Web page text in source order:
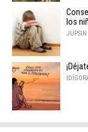
los
JUPSIN